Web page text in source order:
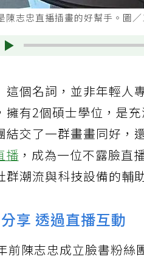
志忠直播插畫的好幫手。圖
這個名詞，並非年輕
擁有2個碩士學位，是
結交了一群畫畫同好，
播 ，成為一位不露臉直
群潮流與科技設備的輔
享 透過直播互動
前陳志忠成立臉書粉絲